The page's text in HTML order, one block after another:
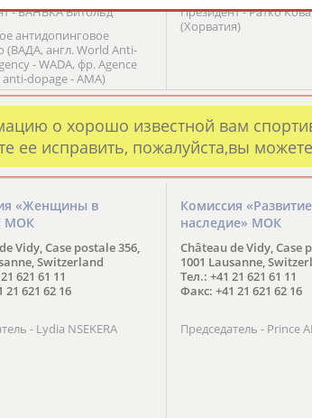
- БАНЬКА Витольд
антидопинговое
(ВАДА, англ. World Anti-
- WADA, фр. Agence
dopage - AMA)
организация,
координацию
применением допинга в
при поддержке
олимпийского
(МОК).
Президент - Ратко
(Хорватия)
о хорошо известной вам
ее исправить, пожалуйста,вы
«Женщины в
МОК
Vidy, Case postale 356,
Switzerland
621 61 11
21 621 62 16
- Lydia NSEKERA
Комиссия
наследие» МОК
Château de Vidy, Case
1001 Lausanne,
Тел.: +41 21 621 61 11
Факс: +41 21 621 62 16
Председатель - Prince